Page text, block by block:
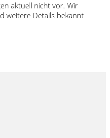
aktuell nicht vor. Wir
weitere Details bekannt